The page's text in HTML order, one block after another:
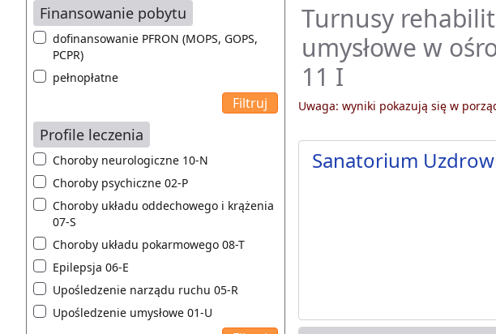
Finansowanie pobytu
dofinansowanie PFRON (MOPS, GOPS,
PCPR)
pełnopłatne
Profile leczenia
Choroby neurologiczne 10-N
Choroby psychiczne 02-P
Choroby układu oddechowego i krążenia
07-S
Choroby układu pokarmowego 08-T
Epilepsja 06-E
Upośledzenie narządu ruchu 05-R
Upośledzenie umysłowe 01-U
Turnusy
umysłowe w
11 I
Uwaga: wyniki pokazują się w
Sanatorium